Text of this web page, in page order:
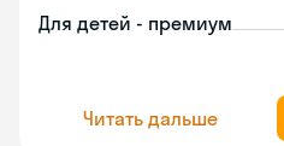
Для детей - премиум
Читать дальше